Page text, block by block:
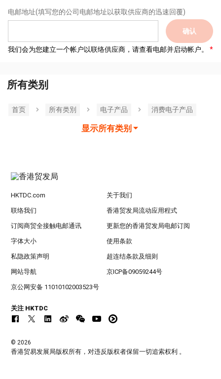
电邮地址(填写您的公司电邮地址以获取供应商的迅速回覆)
确认
我们会为您建立一个帐户以联络供应商，请查看电邮并启动帐户。
所有类别
首页 所有类別 电子产品 消费电子产品
显示所有类别
HKTDC.com 关于我们
联络我们 香港贸发局流动应用程式
订阅商贸全接触电邮通讯 更新您的香港贸发局电邮订阅
字体大小 使用条款
私隐政策声明 超连结条款及细则
网站导航 京ICP备09059244号
京公网安备 11010102003523号
关注 HKTDC
© 2026
香港贸易发展局版权所有，对违反版权者保留一切追索权利 。